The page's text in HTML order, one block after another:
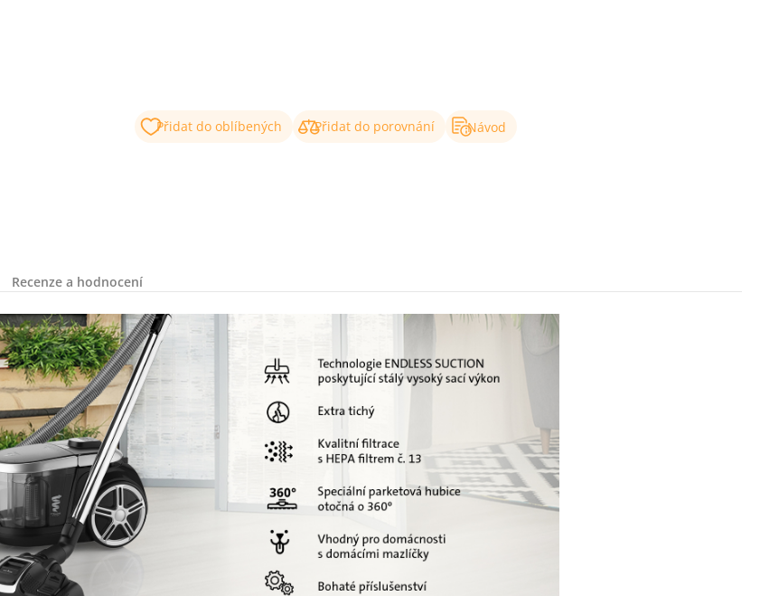
Přidat do oblíbených Přidat do porovnání Návod
Recenze a hodnocení